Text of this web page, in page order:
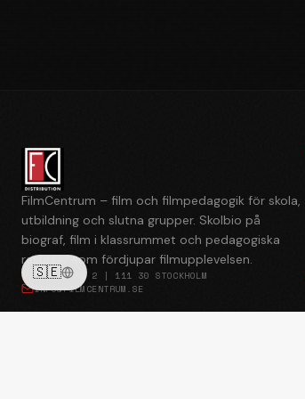
FilmCentrum – film och filmpedagogik för skola,
utbildning och slutna grupper. Skolbio på
biograf, film i klassrummet och pedagogiska
resurser som fördjupar filmupplevelsen.
BREDGRÄND 2 | 111 30 STOCKHOLM
INFO@FILMCENTRUM.SE
🇸🇪